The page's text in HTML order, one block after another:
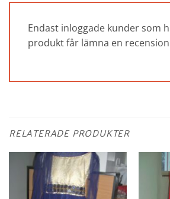
Endast inloggade kunder som
produkt får lämna en
RELATERADE PRODUKTER